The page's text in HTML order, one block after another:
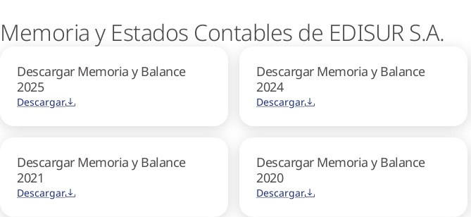
Memoria y Estados Contables de EDISUR S.A.
Descargar Memoria y Balance
2025
Descargar
Descargar Memoria y Balance
2024
Descargar
Descargar Memoria y Balance
2021
Descargar
Descargar Memoria y Balance
2020
Descargar